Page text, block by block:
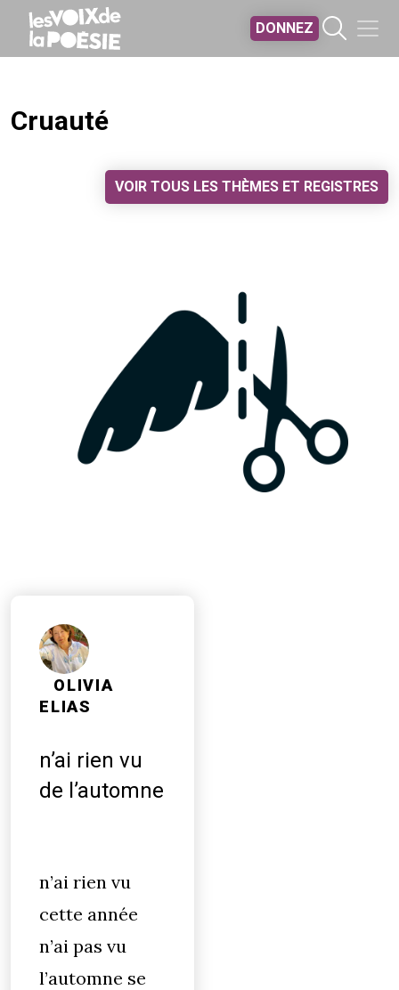
DONNEZ
Cruauté
VOIR TOUS LES THÈMES ET REGISTRES
OLIVIA
ELIAS
n’ai rien vu
de l’automne
n’ai rien vu
cette année
n’ai pas vu
l’automne se